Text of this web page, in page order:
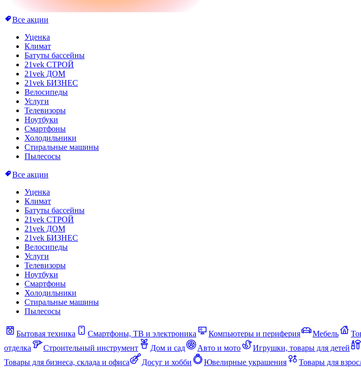
Все акции
Уценка
Климат
Батуты бассейны
21vek СТРОЙ
21vek ДОМ
21vek БИЗНЕС
Велосипеды
Услуги
Телевизоры
Ноутбуки
Смартфоны
Холодильники
Стиральные машины
Пылесосы
Все акции
Уценка
Климат
Батуты бассейны
21vek СТРОЙ
21vek ДОМ
21vek БИЗНЕС
Велосипеды
Услуги
Телевизоры
Ноутбуки
Смартфоны
Холодильники
Стиральные машины
Пылесосы
Бытовая техника Смартфоны, ТВ и электроника Компьютеры и периферия Мебель
отделка
Строительный инструмент Дом и сад Авто и мото Игрушки, товары для детей
Товары для бизнеса, склада и офиса
Досуг и хобби Ювелирные украшения Товары для